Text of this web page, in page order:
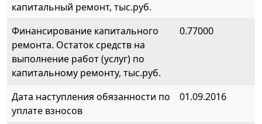
капитальный ремонт, тыс.руб.
Финансирование капитального
ремонта. Остаток средств на
выполнение работ (услуг) по
капитальному ремонту, тыс.руб.
0.77000
Дата наступления обязанности по
уплате взносов
01.09.2016